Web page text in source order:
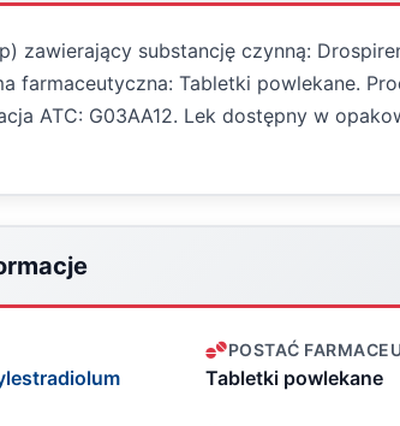
zawierający substancję czynną:
farmaceutyczna: Tabletki powlekane.
ATC: G03AA12. Lek dostępny w
POSTAĆ
Tabletki powlekane